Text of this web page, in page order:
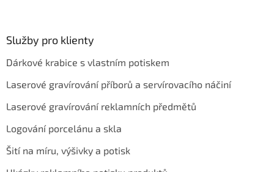
Služby pro klienty
Dárkové krabice s vlastním potiskem
Laserové gravírování příborů a servírovacího náčiní
Laserové gravírování reklamních předmětů
Logování porcelánu a skla
Šití na míru, výšivky a potisk